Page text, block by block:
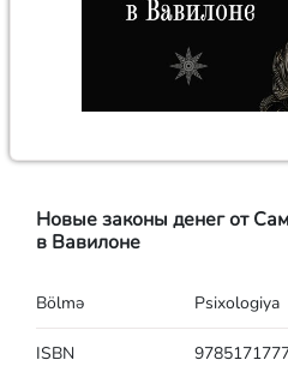
Новые законы денег от
в Вавилоне
Bölmə Psixologiya
ISBN